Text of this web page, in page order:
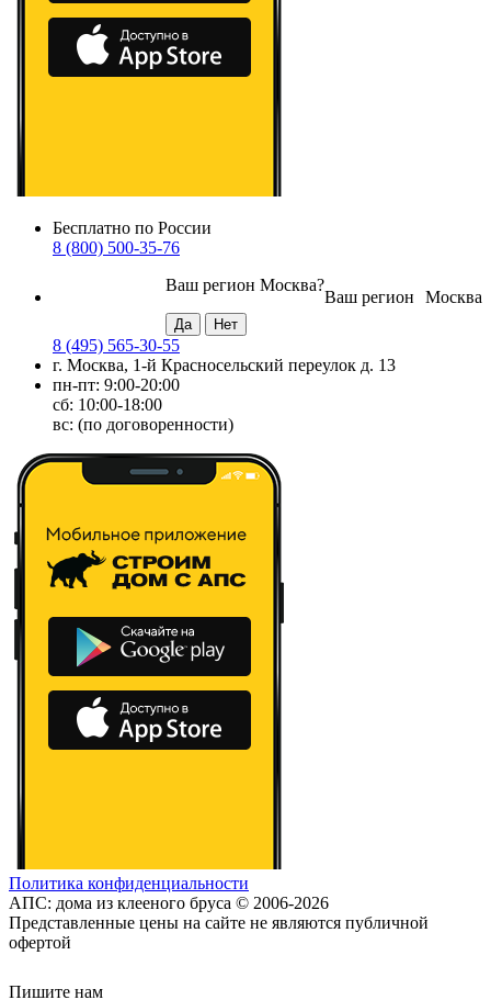
Бесплатно по России
8 (800) 500-35-76
Москва
Ваш регион
Ваш регион Москва?
8 (495) 565-30-55
г. Москва, 1-й Красносельский переулок д. 13
пн-пт: 9:00-20:00
сб: 10:00-18:00
вс: (по договоренности)
Политика конфиденциальности
АПС: дома из клееного бруса © 2006-2026
Представленные цены на сайте не являются публичной
офертой
Пишите нам